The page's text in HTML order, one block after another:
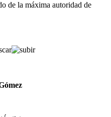
de la máxima autoridad de